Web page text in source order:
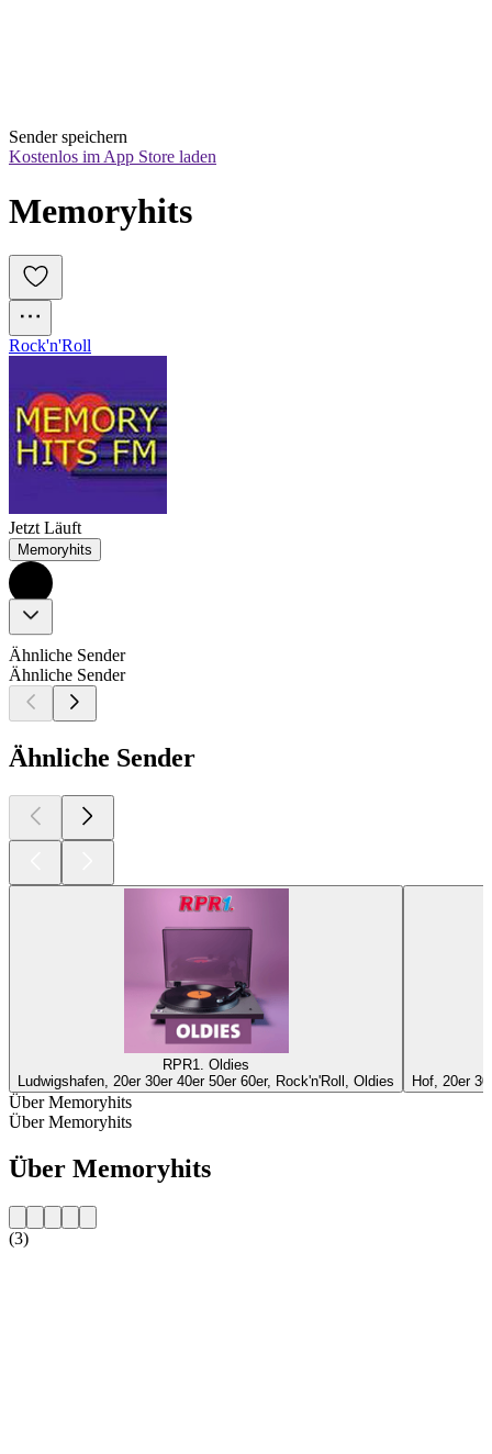
Sender speichern
Kostenlos im App Store laden
Memoryhits
Rock'n'Roll
Jetzt Läuft
Memoryhits
Ähnliche Sender
Ähnliche Sender
Ähnliche Sender
RPR1. Oldies
Ludwigshafen, 20er 30er 40er 50er 60er, Rock'n'Roll, Oldies
Hof, 20er
Über Memoryhits
Über Memoryhits
Über Memoryhits
(3)